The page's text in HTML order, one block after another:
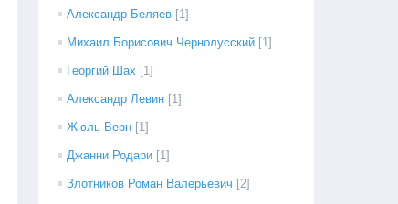
Александр Беляев [1]
Михаил Борисович Чернолусский [1]
Георгий Шах [1]
Александр Левин [1]
Жюль Верн [1]
Джанни Родари [1]
Злотников Роман Валерьевич [2]